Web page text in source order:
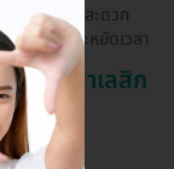
สะดวก
ประหยัดเวลา
ำหรับ ทำเลสิก